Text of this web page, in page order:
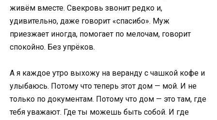
живём вместе. Свекровь звонит редко и,
удивительно, даже говорит «спасибо». Муж
приезжает иногда, помогает по мелочам, говорит
спокойно. Без упрёков.
А я каждое утро выхожу на веранду с чашкой кофе и
улыбаюсь. Потому что теперь этот дом — мой. И не
только по документам. Потому что дом — это там, где
тебя уважают. Где ты можешь быть собой. И где